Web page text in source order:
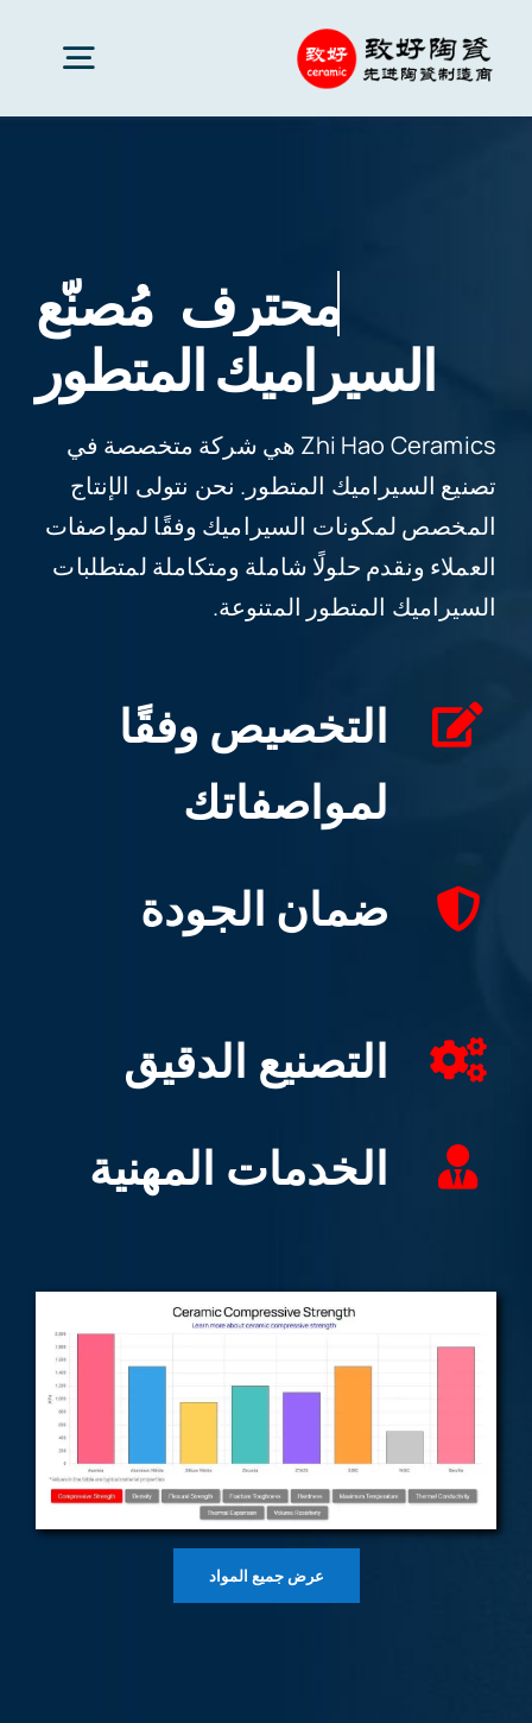
خدمات
شركة سيراميك
معرفة السيراميك
مُصنّع السيراميك
المتطور
Zhi Hao Ceramics هي شركة متخصصة في
تصنيع السيراميك المتطور. نحن نتولى الإنتاج
المخصص لمكونات السيراميك وفقًا لمواصفات
العملاء ونقدم حلولًا شاملة ومتكاملة لمتطلبات
السيراميك المتطور المتنوعة.
التخصيص وفقًا
لمواصفاتك
ضمان الجودة
التصنيع الدقيق
الخدمات المهنية
عرض جميع المواد